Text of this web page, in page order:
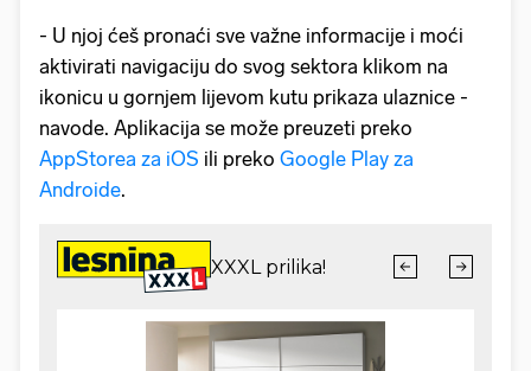
- U njoj ćeš pronaći sve važne informacije i moći
aktivirati navigaciju do svog sektora klikom na
ikonicu u gornjem lijevom kutu prikaza ulaznice -
navode. Aplikacija se može preuzeti preko
AppStorea za iOS ili preko Google Play za
Androide.